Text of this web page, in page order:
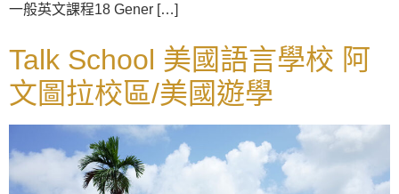
一般英文課程18 Gener […]
Talk School 美國語言學校 阿
文圖拉校區/美國遊學